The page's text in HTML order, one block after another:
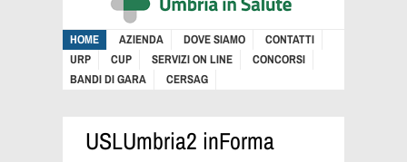
HOME AZIENDA DOVE SIAMO
CONTATTI
URP
CUP SERVIZI ON LINE
CONCORSI
BANDI DI GARA
CERSAG
USLUmbria2 inForma